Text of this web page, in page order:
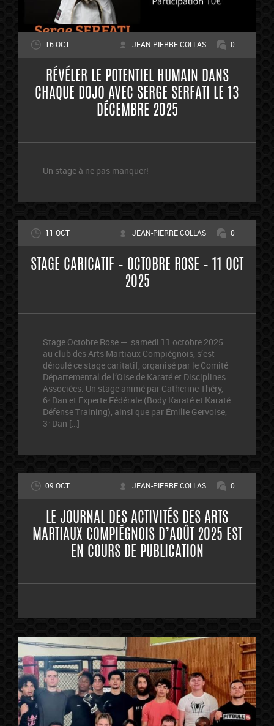
16 OCT JEAN-PIERRE COLLAS 0
RÉVÉLER LE POTENTIEL HUMAIN DANS
CHAQUE DOJO AVEC SERGE SERFATI LE 13
DÉCEMBRE 2025
Un stage à ne pas manquer!
11 OCT JEAN-PIERRE COLLAS 0
STAGE CARICATIF – OCTOBRE ROSE – 11 OCT
2025
Stage Octobre Rose — samedi 11 octobre 2025
au club des Arts Martiaux Compiégnois, s’est
déroulé ce stage caritatif, organisé par le Comité
Départemental de l’Oise de Karaté et Disciplines
Associées. Un stage animé par Catherine Théry,
6ᵉ Dan et Experte Fédérale (Body Karaté et Karaté
Défense Training), ainsi que par Émilie Gervoise,
3ᵉ Dan […]
09 OCT JEAN-PIERRE COLLAS 0
LE JOURNAL DES ACTIVITÉS DES ARTS
MARTIAUX COMPIÉGNOIS D’AOÛT 2025 EST
EN COURS DE PUBLICATION